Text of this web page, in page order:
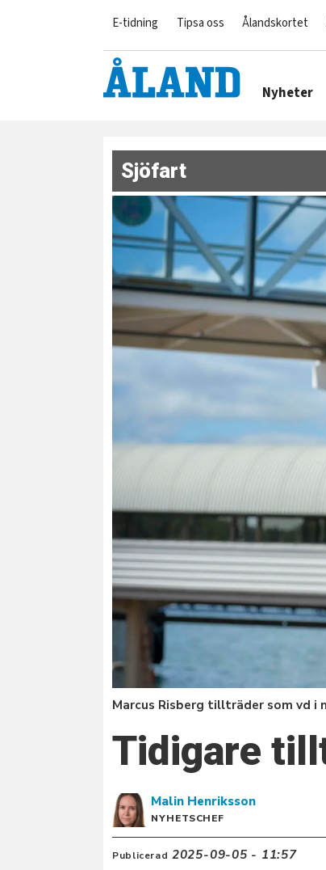
E-tidning Tipsa oss Ålandskortet
Nyheter
Sjöfart
Marcus Risberg tillträder som vd i
Tidigare
Malin Henriksson
NYHETSCHEF
Publicerad 2025-09-05 - 11:57